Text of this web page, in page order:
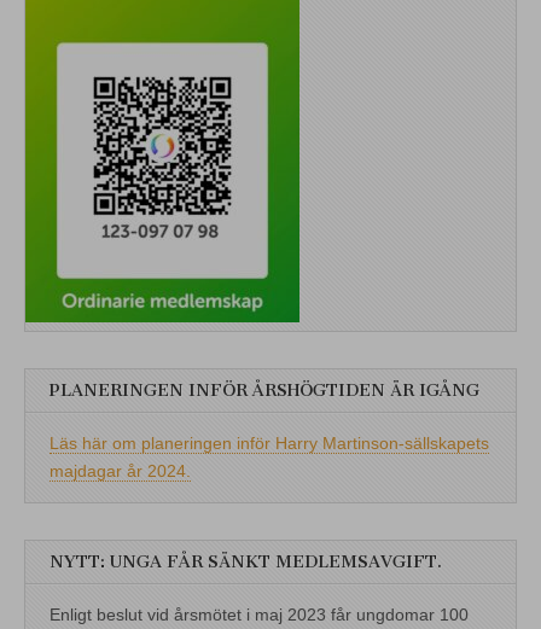
PLANERINGEN INFÖR ÅRSHÖGTIDEN ÄR IGÅNG
Läs här om planeringen inför Harry Martinson-sällskapets
majdagar år 2024.
NYTT: UNGA FÅR SÄNKT MEDLEMSAVGIFT.
Enligt beslut vid årsmötet i maj 2023 får ungdomar 100